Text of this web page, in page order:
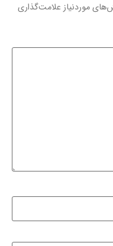
موردنیاز علامت‌گذاری